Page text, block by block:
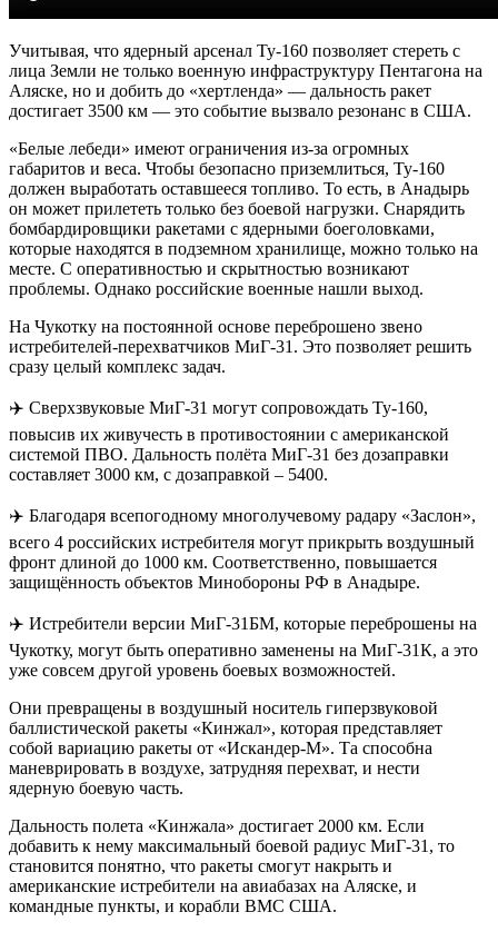
Учитывая, что ядерный арсенал Ту-160 позволяет стереть с
лица Земли не только военную инфраструктуру Пентагона на
Аляске, но и добить до «хертленда» — дальность ракет
достигает 3500 км — это событие вызвало резонанс в США.
«Белые лебеди» имеют ограничения из-за огромных
габаритов и веса. Чтобы безопасно приземлиться, Ту-160
должен выработать оставшееся топливо. То есть, в Анадырь
он может прилететь только без боевой нагрузки. Снарядить
бомбардировщики ракетами с ядерными боеголовками,
которые находятся в подземном хранилище, можно только на
месте. С оперативностью и скрытностью возникают
проблемы. Однако российские военные нашли выход.
На Чукотку на постоянной основе переброшено звено
истребителей-перехватчиков МиГ-31. Это позволяет решить
сразу целый комплекс задач.
✈️ Сверхзвуковые МиГ-31 могут сопровождать Ту-160,
повысив их живучесть в противостоянии с американской
системой ПВО. Дальность полёта МиГ-31 без дозаправки
составляет 3000 км, с дозаправкой – 5400.
✈️ Благодаря всепогодному многолучевому радару «Заслон»,
всего 4 российских истребителя могут прикрыть воздушный
фронт длиной до 1000 км. Соответственно, повышается
защищённость объектов Минобороны РФ в Анадыре.
✈️ Истребители версии МиГ-31БМ, которые переброшены на
Чукотку, могут быть оперативно заменены на МиГ-31К, а это
уже совсем другой уровень боевых возможностей.
Они превращены в воздушный носитель гиперзвуковой
баллистической ракеты «Кинжал», которая представляет
собой вариацию ракеты от «Искандер-М». Та способна
маневрировать в воздухе, затрудняя перехват, и нести
ядерную боевую часть.
Дальность полета «Кинжала» достигает 2000 км. Если
добавить к нему максимальный боевой радиус МиГ-31, то
становится понятно, что ракеты смогут накрыть и
американские истребители на авиабазах на Аляске, и
командные пункты, и корабли ВМС США.